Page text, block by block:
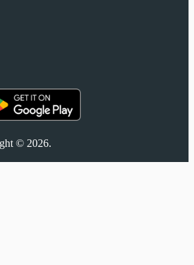
© 2026.